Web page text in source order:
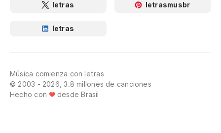
letras letrasmusbr
letras
Música comienza con letras
© 2003 - 2026, 3.8 millones de canciones
Hecho con
desde Brasil